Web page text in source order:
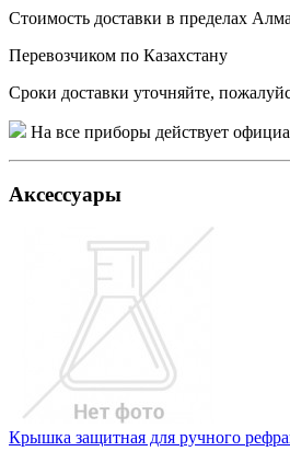
Стоимость доставки в пределах
Перевозчиком по Казахстану
Сроки доставки уточняйте,
На все приборы действует
Аксессуары
Крышка защитная для ручного